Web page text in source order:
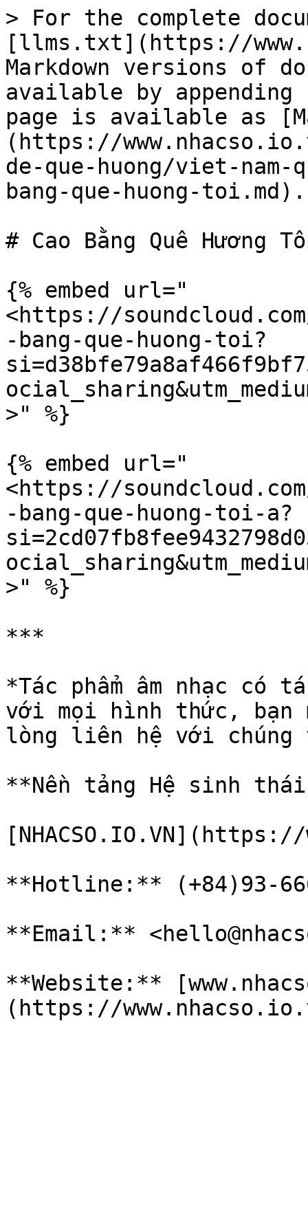
> For the complete
[llms.txt](https://
Markdown versions of
available by
page is available as
(https://
de-que-huong/viet-
bang-que-huong-toi.md).
# Cao Bằng Quê Hương
{% embed url="
<https://
-bang-que-huong-toi?
>" %}
{% embed url="
<https://
-bang-que-huong-toi-a?
>" %}
***
*Tác phẩm âm nhạc có
với mọi hình thức, bạn
lòng liên hệ với
**Nền tảng Hệ sinh
**Hotline:** (+84)93-
**Email:**
**Website:**